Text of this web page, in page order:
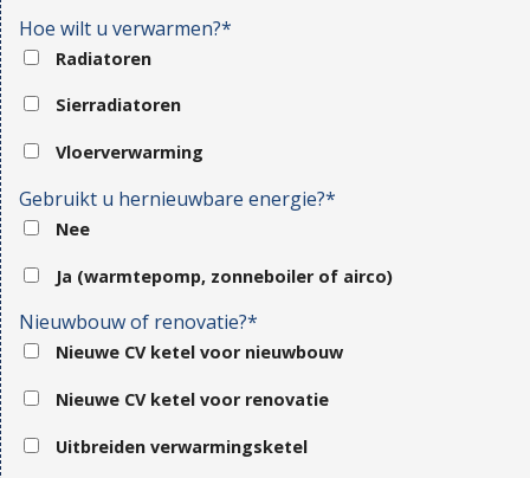
Hoe wilt u verwarmen?*
Radiatoren
Sierradiatoren
Vloerverwarming
Gebruikt u hernieuwbare energie?*
Nee
Ja (warmtepomp, zonneboiler of airco)
Nieuwbouw of renovatie?*
Nieuwe CV ketel voor nieuwbouw
Nieuwe CV ketel voor renovatie
Uitbreiden verwarmingsketel